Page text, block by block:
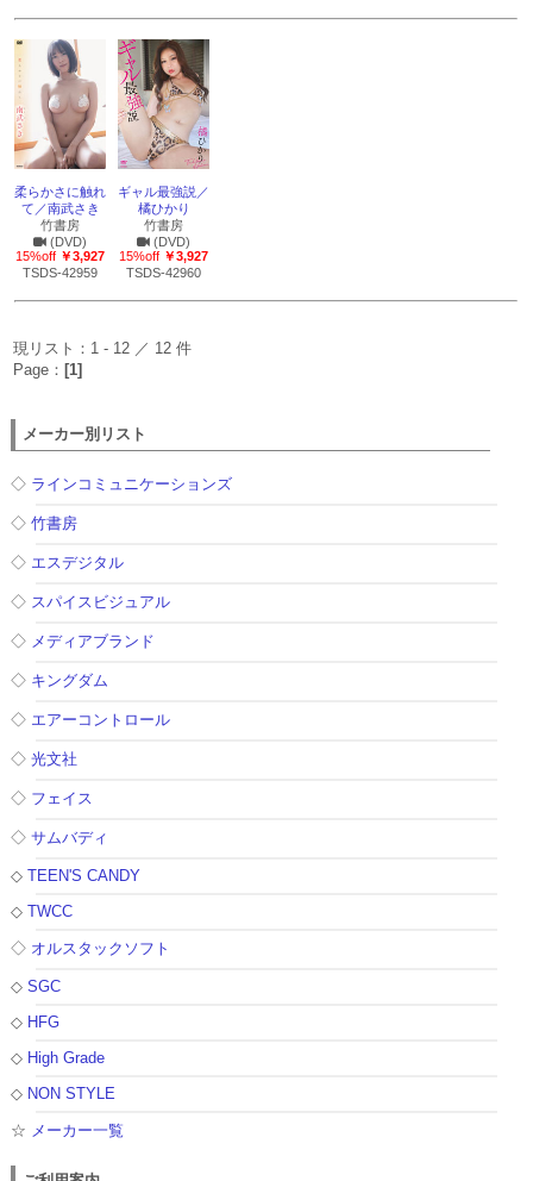
柔らかさに触れ
て／南武さき
竹書房
(DVD)
15%off ￥3,927
TSDS-42959
ギャル最強説／
橘ひかり
竹書房
(DVD)
15%off ￥3,927
TSDS-42960
現リスト：1 - 12 ／ 12 件
Page： [1]
メーカー別リスト
◇ ラインコミュニケーションズ
◇竹書房
◇ エスデジタル
◇ スパイスビジュアル
◇ メディアブランド
◇ キングダム
◇ エアーコントロール
◇光文社
◇ フェイス
◇サムバディ
◇TEEN'S CANDY
◇TWCC
◇ オルスタックソフト
◇SGC
◇ HFG
◇ High Grade
◇ NON STYLE
☆ メーカー一覧